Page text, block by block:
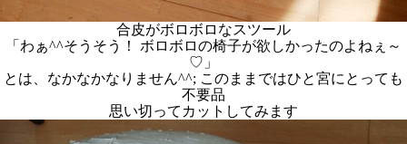
合皮がボロボロなスツール
「わぁ^^そうそう！ ボロボロの椅子が欲しかったのよねぇ～
♡」
とは、なかなかなりません^^; このままではひと宮にとっても
不要品
思い切ってカットしてみます